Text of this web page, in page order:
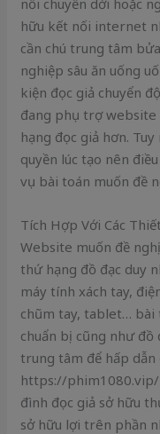
hữu kết nối internet
cần chú trung tâm
nghiệp sâu ăn uống
kiện đọc giả chuyển
đang phụ trợ website
hạng đọc giả hơn.
quyền lúc tạo nên
vụ bài toán muốn đề
Tích Hợp Với Các
Website muốn đề
thứ hạng đồ đạc duy
máy tính xách tay,
chũm tay, tablet… bài
chuẩn bị cũng như đồ
trung tâm để hấp dẫn
https://
đình đọc giả sở hữu
sở hữu lợi trên phần